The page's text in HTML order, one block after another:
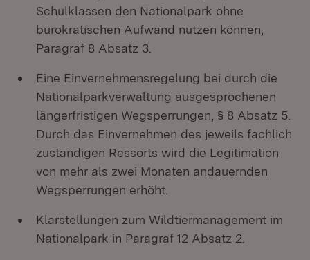
Schulklassen den Nationalpark ohne
bürokratischen Aufwand nutzen können,
Paragraf 8 Absatz 3.
Eine Einvernehmensregelung bei durch die
Nationalparkverwaltung ausgesprochenen
längerfristigen Wegsperrungen, § 8 Absatz 5.
Durch das Einvernehmen des jeweils fachlich
zuständigen Ressorts wird die Legitimation
von mehr als zwei Monaten andauernden
Wegsperrungen erhöht.
Klarstellungen zum Wildtiermanagement im
Nationalpark in Paragraf 12 Absatz 2.